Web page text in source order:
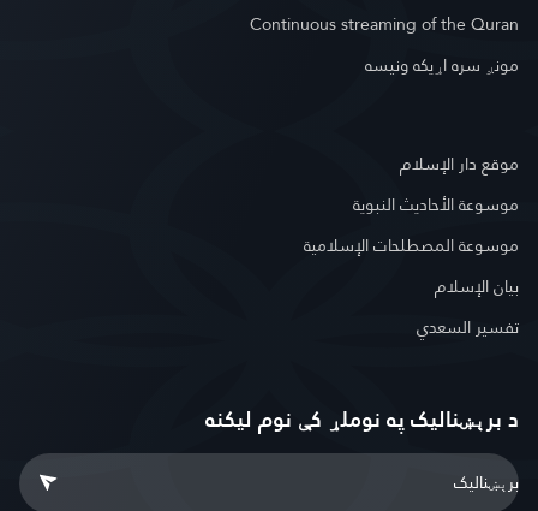
Continuous streaming of the Quran
مونږ سره اړیکه ونیسه
موقع دار الإسلام
موسوعة الأحاديث النبوية
موسوعة المصطلحات الإسلامية
بيان الإسلام
تفسير السعدي
د برېښنالیک په نوملړ کې نوم لیکنه